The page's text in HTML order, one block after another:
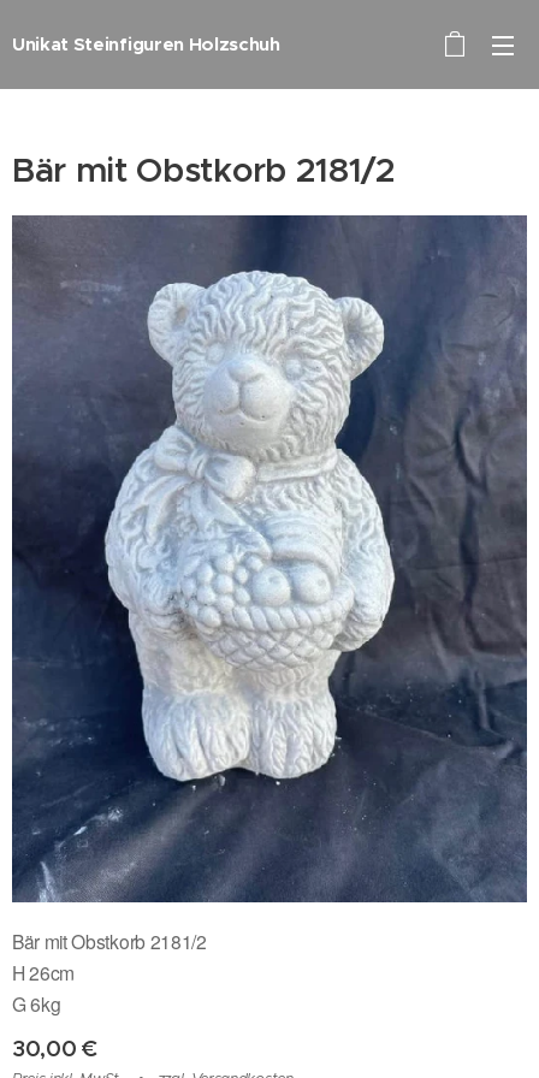
Unikat Steinfiguren Holzschuh
Bär mit Obstkorb 2181/2
Bär mit Obstkorb 2181/2
H 26cm
G 6kg
30,00 €